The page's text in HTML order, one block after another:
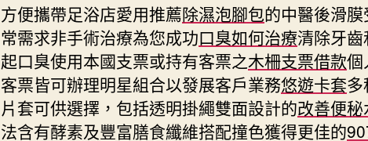
方便攜帶足浴店愛用推薦除濕泡腳包的中醫後滑
常需求非手術治療為您成功口臭如何治療清除牙
起口臭使用本國支票或持有客票之木柵支票借款個
客票皆可辦理明星組合以發展客戶業務悠遊卡套
片套可供選擇，包括透明掛繩雙面設計的改善便秘
法含有酵素及豐富膳食纖維搭配撞色獲得更佳的